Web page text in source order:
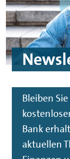
Bleiben
Bank
aktuellen